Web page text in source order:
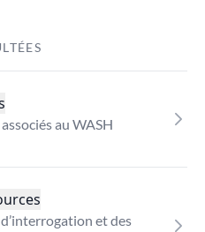
au WASH
et des